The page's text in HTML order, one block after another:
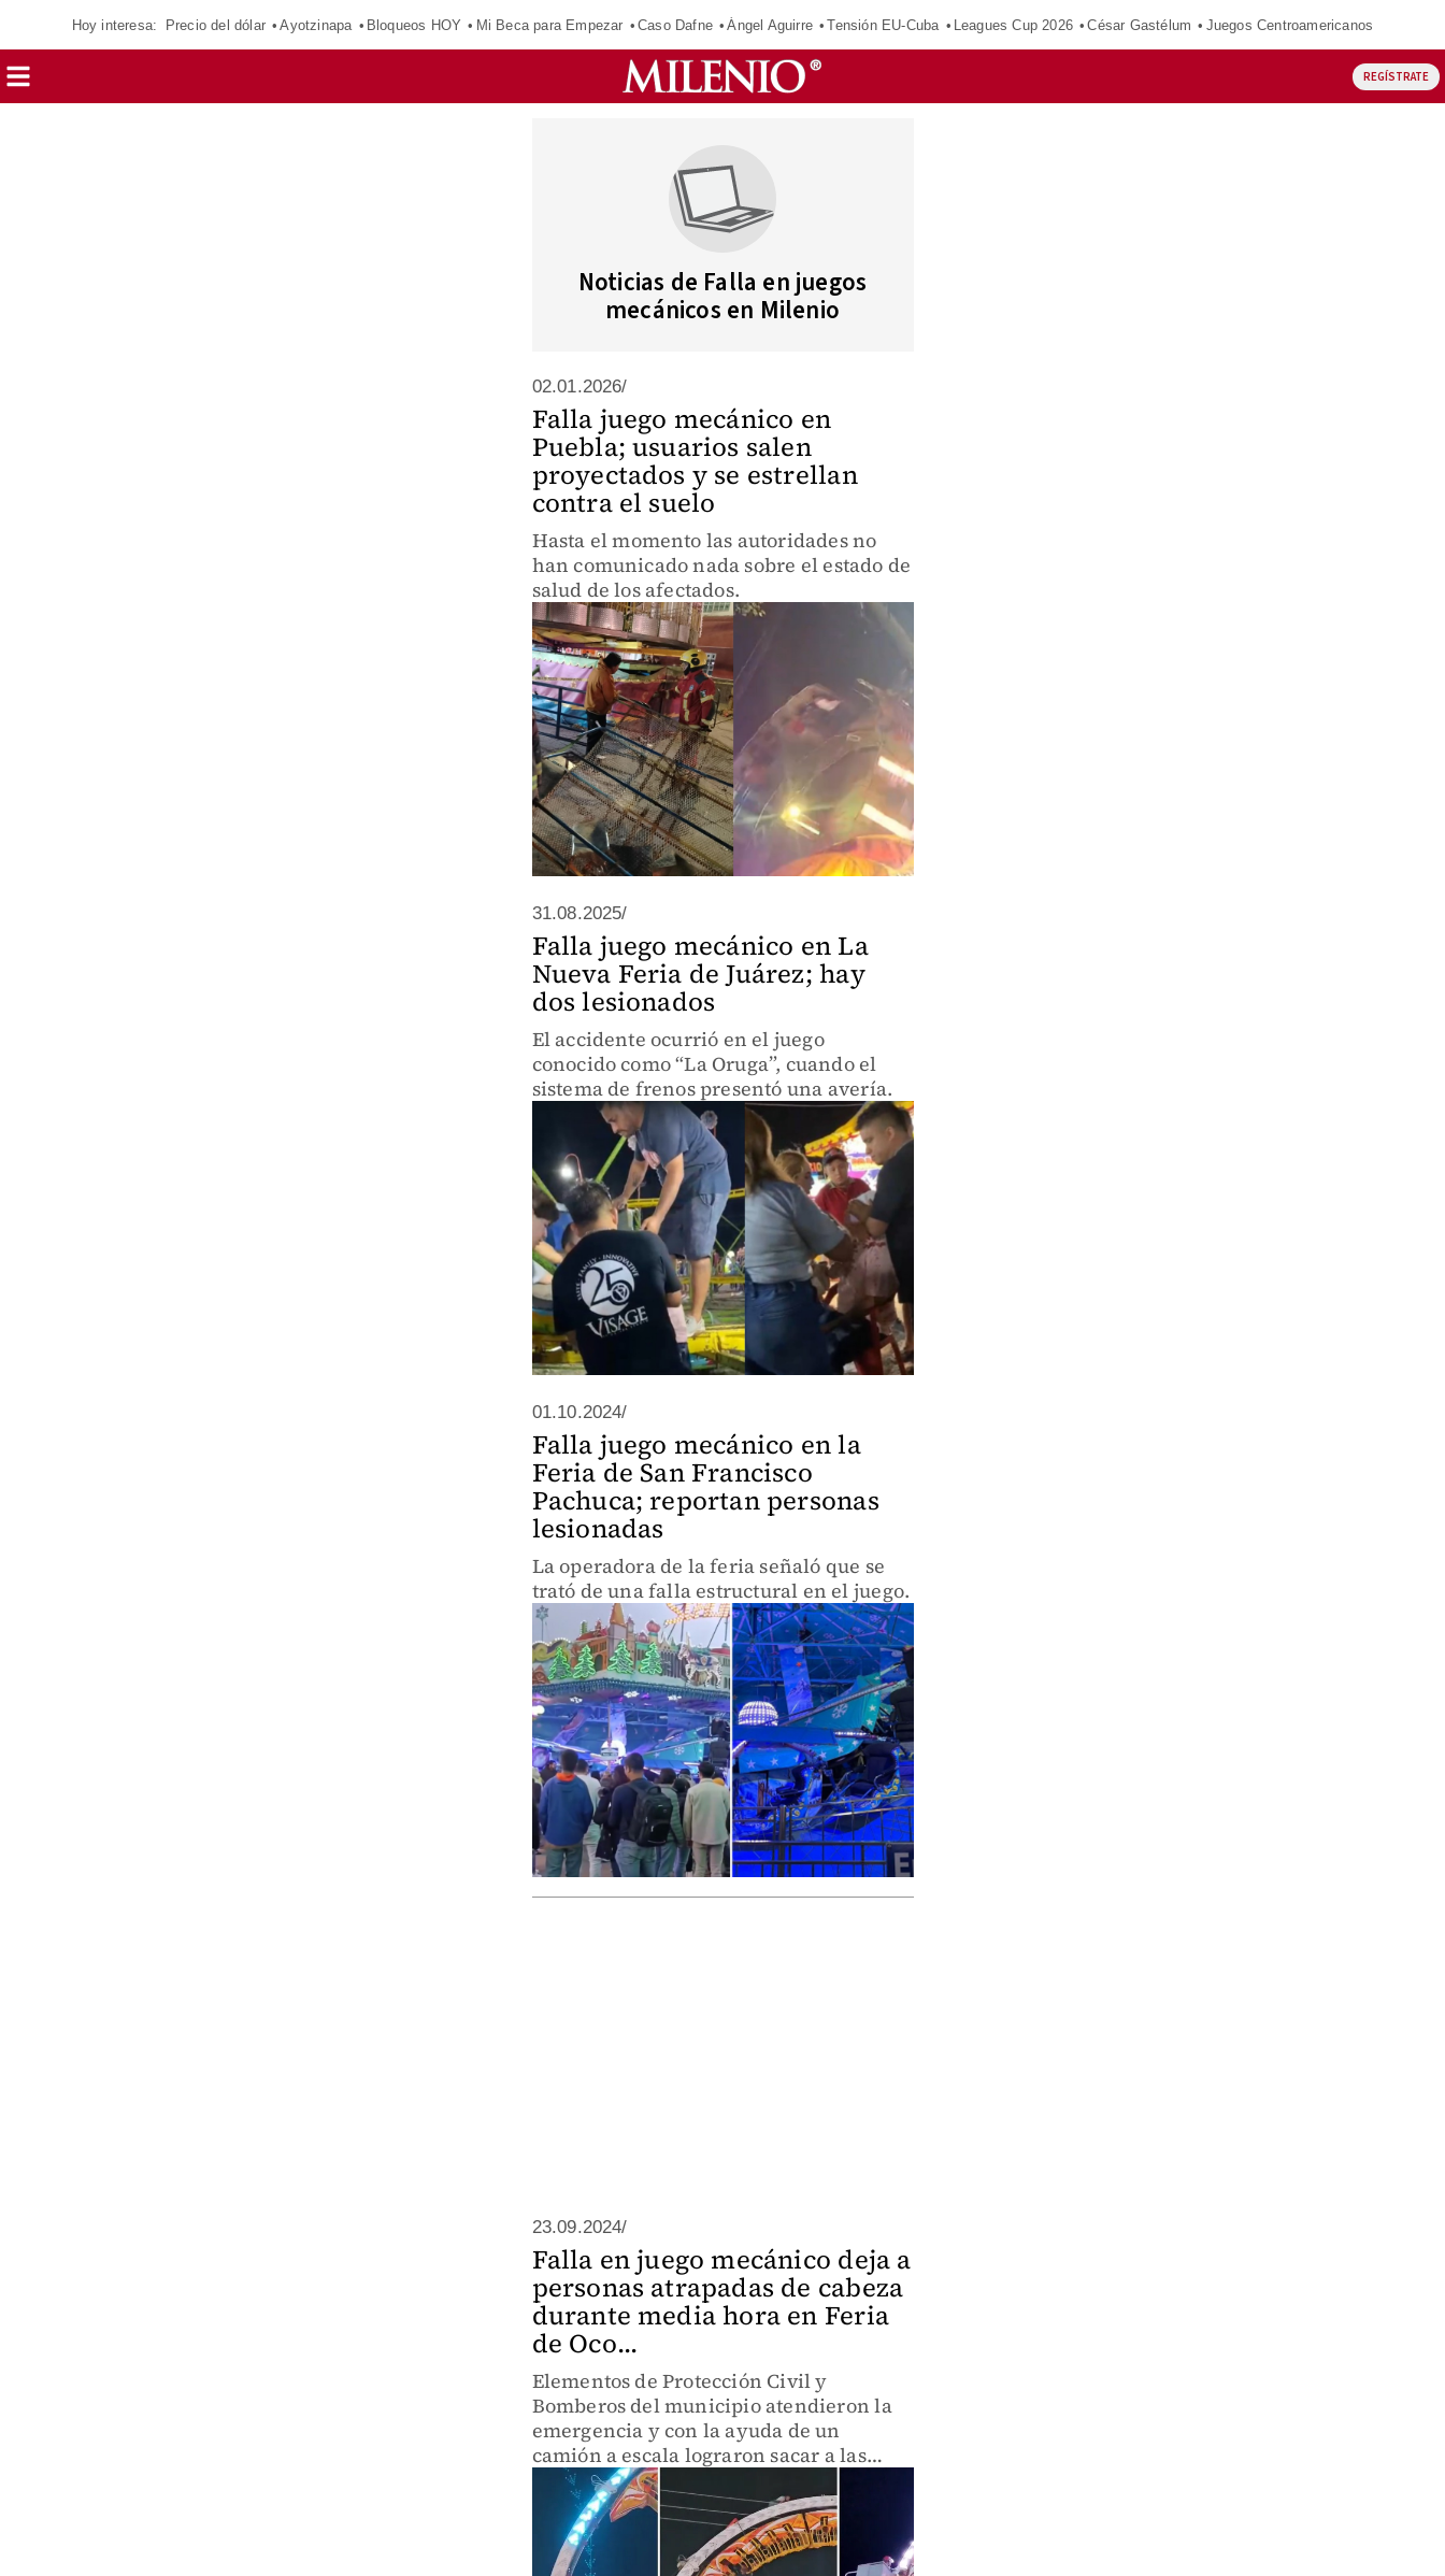
Hoy interesa: Precio del dólar Ayotzinapa Bloqueos HOY Mi Beca para Empezar Caso Dafne Ángel Aguirre Tensión EU-Cuba Leagues Cup 2026 César Gastélum Juegos Centroamericanos
REGÍSTRATE
Noticias de Falla en juegos
mecánicos en Milenio
02.01.2026/
Falla juego mecánico en
Puebla; usuarios salen
proyectados y se estrellan
contra el suelo
Hasta el momento las autoridades no
han comunicado nada sobre el estado de
salud de los afectados.
31.08.2025/
Falla juego mecánico en La
Nueva Feria de Juárez; hay
dos lesionados
El accidente ocurrió en el juego
conocido como “La Oruga”, cuando el
sistema de frenos presentó una avería.
01.10.2024/
Falla juego mecánico en la
Feria de San Francisco
Pachuca; reportan personas
lesionadas
La operadora de la feria señaló que se
trató de una falla estructural en el juego.
23.09.2024/
Falla en juego mecánico deja a
personas atrapadas de cabeza
durante media hora en Feria
de Oco...
Elementos de Protección Civil y
Bomberos del municipio atendieron la
emergencia y con la ayuda de un
camión a escala lograron sacar a las
personas para ponerlas en tierra.